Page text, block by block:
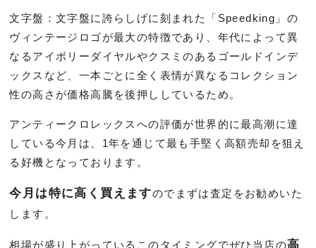
文字盤：文字盤に誇らしげに刻まれた「Speedking」の
ヴィンテージロゴが最大の特徴であり、年代によって異
なるアイボリーダイヤルやクスミのあるゴールドインデ
ックスなど、一本ごとに全く表情が異なるコレクション
性の高さが価格高騰を後押ししているため。
アンティークロレックスへの評価が世界的に最高潮に達
している今月は、1年を通じて最も手堅く高額売却を狙え
る好機となっております。
今月は特に高く買えますのでまずは査定をお勧めいた
します。
相場が盛り上がっているこのタイミングでぜひ当店の高